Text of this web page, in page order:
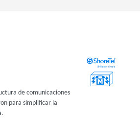
de comunicaciones
para simplificar la